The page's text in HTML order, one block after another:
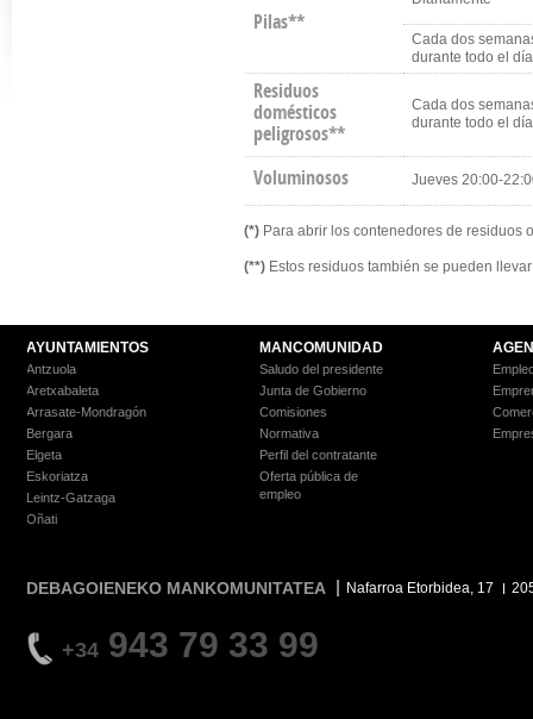
Pilas**
Cada dos
durante todo el
Residuos
domésticos
peligrosos**
Cada dos
durante todo el
Voluminosos Jueves 20:00-
(*) Para abrir los contenedores de residuos
(**) Estos residuos también se pueden
AYUNTAMIENTOS
Antzuola
Aretxabaleta
Arrasate-Mondragón
Bergara
Elgeta
Eskoriatza
Leintz-Gatzaga
Oñati
MANCOMUNIDAD
Saludo del presidente
Junta de Gobierno
Comisiones
Normativa
Perfil del contratante
Oferta pública de
empleo
DEBAGOIENEKO MANKOMUNITATEA Nafarroa Etorbidea, 17
+34 943 79 33 99